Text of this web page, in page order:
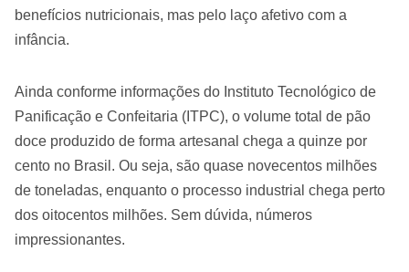
benefícios nutricionais, mas pelo laço afetivo com a
infância.
Ainda conforme informações do Instituto Tecnológico de
Panificação e Confeitaria (ITPC), o volume total de pão
doce produzido de forma artesanal chega a quinze por
cento no Brasil. Ou seja, são quase novecentos milhões
de toneladas, enquanto o processo industrial chega perto
dos oitocentos milhões. Sem dúvida, números
impressionantes.